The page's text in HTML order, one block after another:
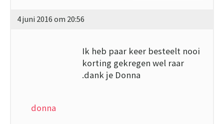
4 juni 2016 om 20:56
donna
Ik heb paar keer besteelt nooi
korting gekregen wel raar
.dank je Donna